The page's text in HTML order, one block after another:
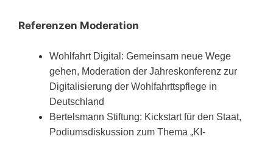
Referenzen Moderation
Wohlfahrt Digital: Gemeinsam neue Wege
gehen, Moderation der Jahreskonferenz zur
Digitalisierung der Wohlfahrttspflege in
Deutschland
Bertelsmann Stiftung: Kickstart für den Staat,
Podiumsdiskussion zum Thema „KI-